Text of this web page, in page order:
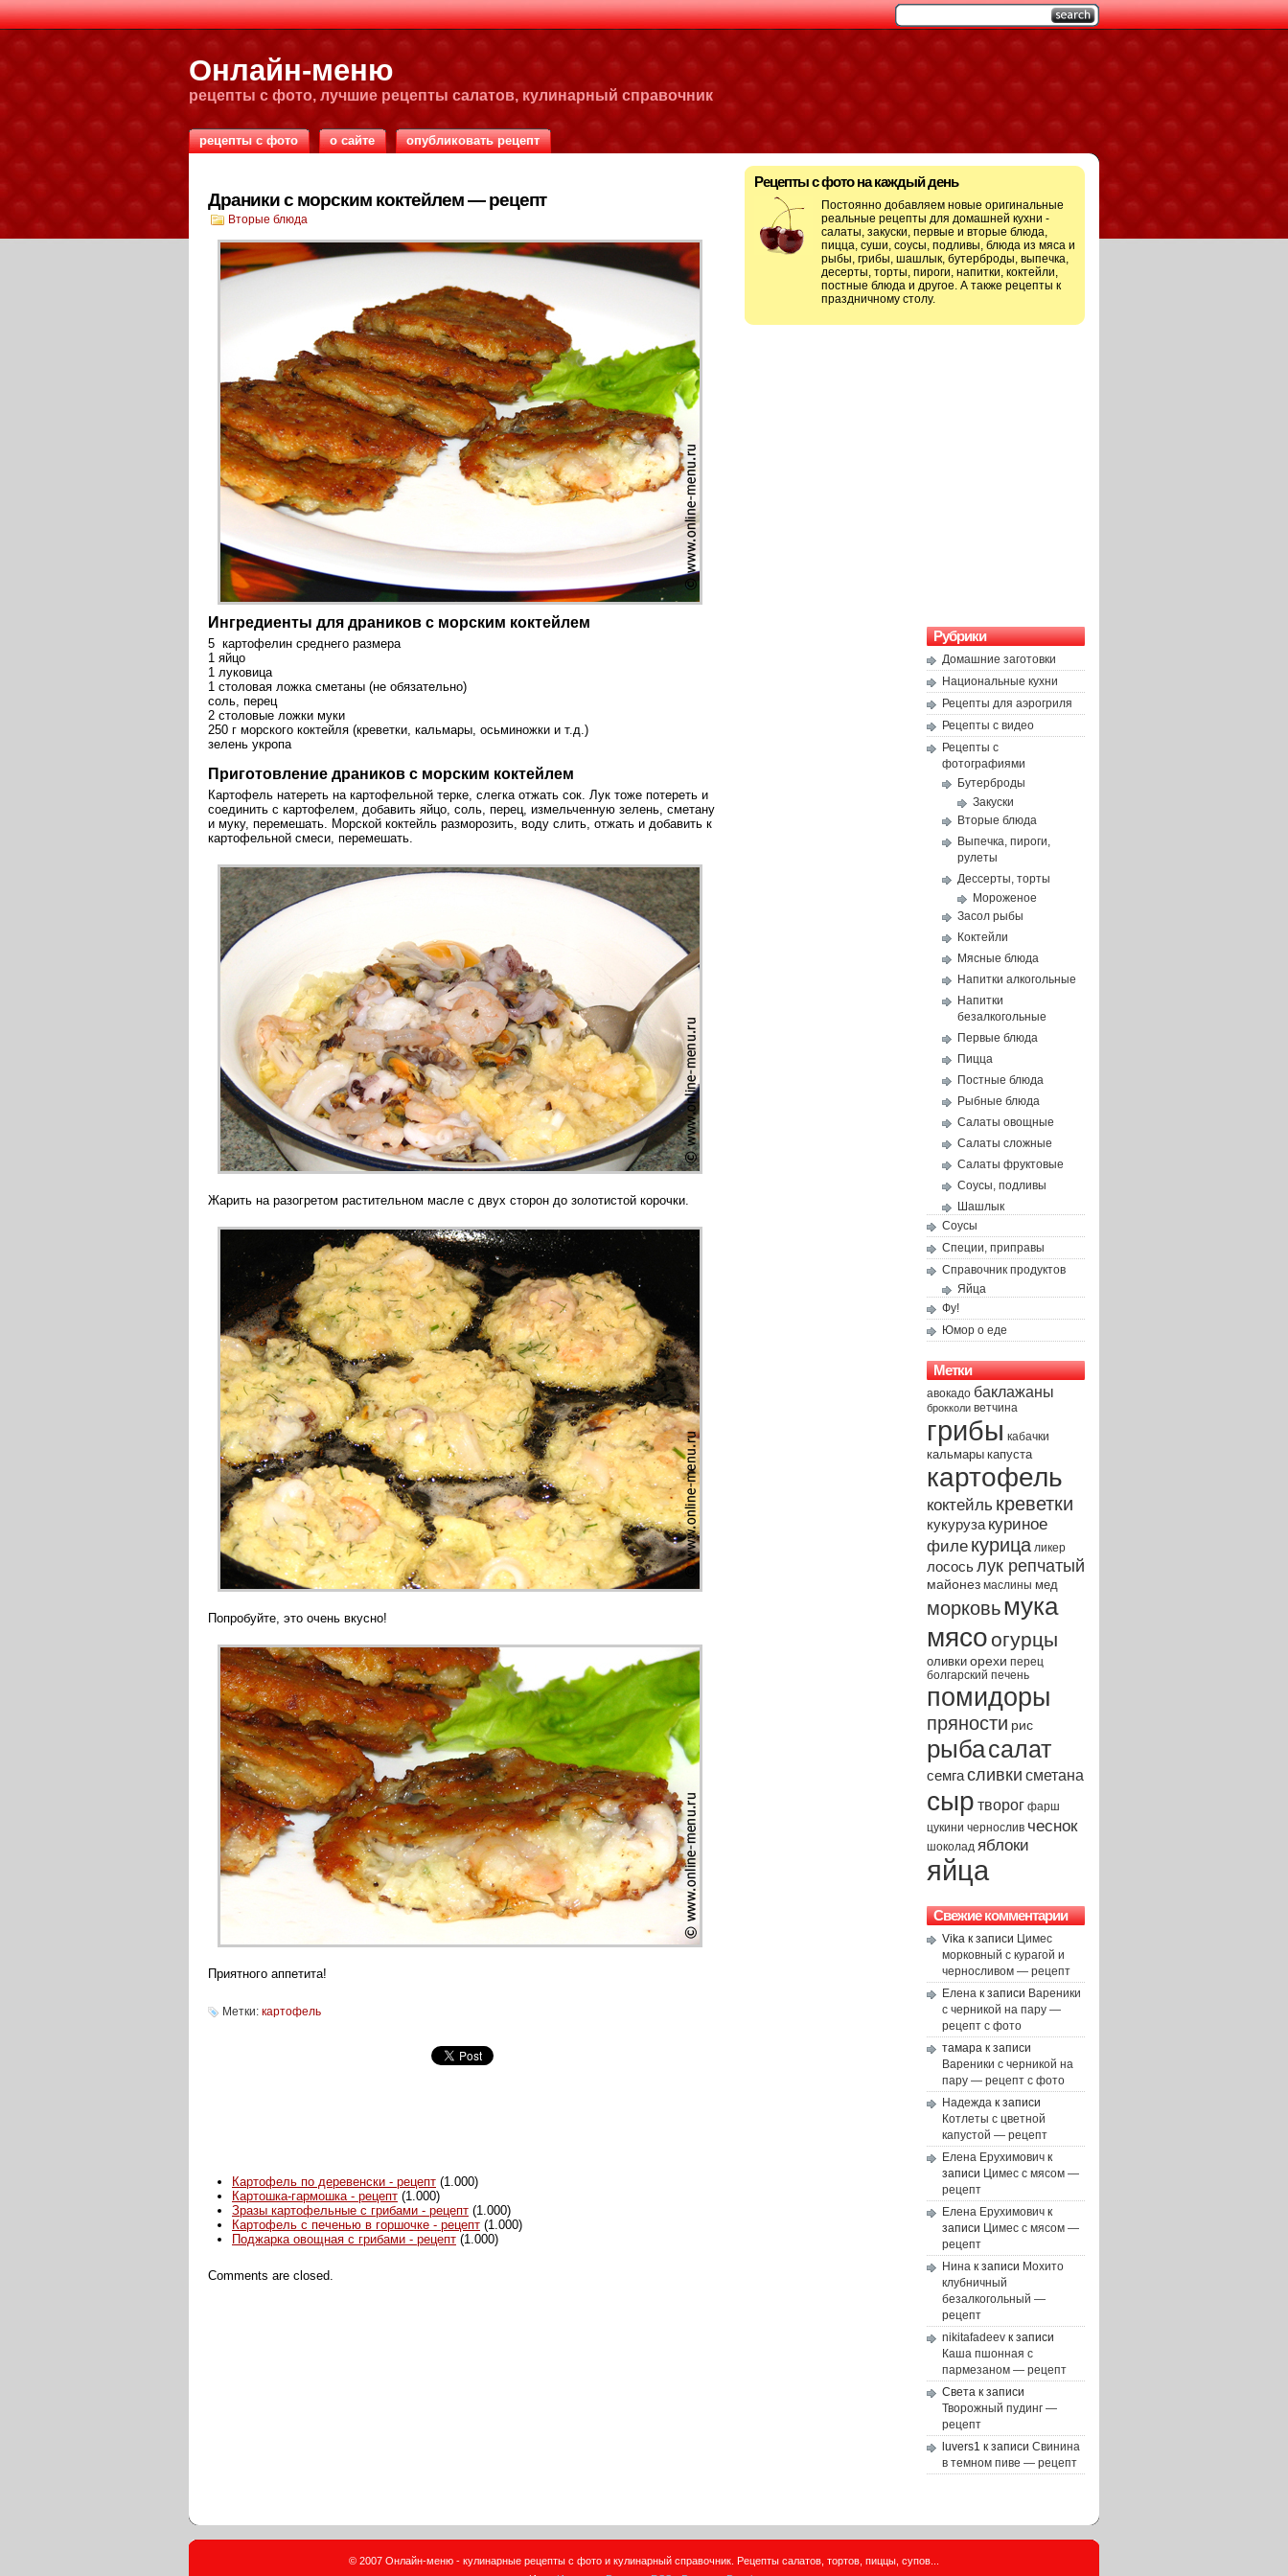
Онлайн-меню
рецепты с фото, лучшие рецепты салатов, кулинарный справочник
рецепты с фото о сайте опубликовать рецепт
Драники с морским коктейлем — рецепт
Вторые блюда
Ингредиенты для драников с морским коктейлем
5 картофелин среднего размера
1 яйцо
1 луковица
1 столовая ложка сметаны (не обязательно)
соль, перец
2 столовые ложки муки
250 г морского коктейля (креветки, кальмары, осьминожки и т.д.)
зелень укропа
Приготовление драников с морским коктейлем
Картофель натереть на картофельной терке, слегка отжать сок. Лук тоже потереть и
соединить с картофелем, добавить яйцо, соль, перец, измельченную зелень, сметану
и муку, перемешать. Морской коктейль разморозить, воду слить, отжать и добавить к
картофельной смеси, перемешать.
Жарить на разогретом растительном масле с двух сторон до золотистой корочки.
Попробуйте, это очень вкусно!
Приятного аппетита!
Метки: картофель
Картофель по деревенски - рецепт (1.000)
Картошка-гармошка - рецепт (1.000)
Зразы картофельные с грибами - рецепт (1.000)
Картофель с печенью в горшочке - рецепт (1.000)
Поджарка овощная с грибами - рецепт (1.000)
Comments are closed.
Рецепты с фото на каждый день
Постоянно добавляем новые оригинальные
реальные рецепты для домашней кухни -
салаты, закуски, первые и вторые блюда,
пицца, суши, соусы, подливы, блюда из мяса и
рыбы, грибы, шашлык, бутерброды, выпечка,
десерты, торты, пироги, напитки, коктейли,
постные блюда и другое. А также рецепты к
праздничному столу.
Рубрики
Домашние заготовки
Национальные кухни
Рецепты для аэрогриля
Рецепты с видео
Рецепты с
фотографиями
Бутерброды
Закуски
Вторые блюда
Выпечка, пироги,
рулеты
Дессерты, торты
Мороженое
Засол рыбы
Коктейли
Мясные блюда
Напитки алкогольные
Напитки
безалкогольные
Первые блюда
Пицца
Постные блюда
Рыбные блюда
Салаты овощные
Салаты сложные
Салаты фруктовые
Соусы, подливы
Шашлык
Соусы
Специи, приправы
Справочник продуктов
Яйца
Фу!
Юмор о еде
Метки
авокадо баклажаны
брокколи ветчина
грибы кабачки
кальмары капуста
картофель
коктейль креветки
кукуруза куриное
филе курица ликер
лососьлук репчатый
майонез маслины мед
морковьмука
мясо огурцы
оливки орехи перец
болгарский печень
помидоры
пряности рис
рыбасалат
семгасливки сметана
сыр творог фарш
цукини чернослив чеснок
шоколад яблоки
яйца
Свежие комментарии
Vika к записи Цимес
морковный с курагой и
черносливом — рецепт
Елена к записи Вареники
с черникой на пару —
рецепт с фото
тамара к записи
Вареники с черникой на
пару — рецепт с фото
Надежда к записи
Котлеты с цветной
капустой — рецепт
Елена Ерухимович к
записи Цимес с мясом —
рецепт
Елена Ерухимович к
записи Цимес с мясом —
рецепт
Нина к записи Мохито
клубничный
безалкогольный —
рецепт
nikitafadeev к записи
Каша пшонная с
пармезаном — рецепт
Света к записи
Творожный пудинг —
рецепт
luvers1 к записи Свинина
в темном пиве — рецепт
© 2007 Онлайн-меню - кулинарные рецепты с фото и кулинарный справочник. Рецепты салатов, тортов, пиццы, супов...